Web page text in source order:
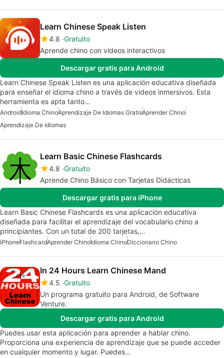
Learn Chinese Speak Listen
4.8 Gratuito
Aprende chino con videos interactivos
Descargar gratis para Android
Learn Chinese Speak Listen es una aplicación educativa diseñada
para enseñar el idioma chino a través de videos inmersivos. Esta
herramienta es apta tanto…
AndroidIdioma ChinoAprendizaje De Idiomas GratisAprender Chino
Aprendizaje De Idiomas
Learn Basic Chinese Flashcards
4.8 Gratuito
Aprende Chino Básico con Tarjetas Didácticas
Descargar gratis para iPhone
Learn Basic Chinese Flashcards es una aplicación educativa
diseñada para facilitar el aprendizaje del vocabulario chino a
principiantes. Con un total de 200 tarjetas,…
iPhoneFlashcardAprender ChinoIdioma ChinoDiccionario Chino
In 24 Hours Learn Chinese Mand
4.5 Gratuito
Un programa gratuito para Android, de Software
Venture.
Descargar gratis para Android
Puedes usar esta aplicación para aprender a hablar chino.
Proporciona una experiencia de aprendizaje que se puede acceder
en cualquier momento y lugar. Puedes…